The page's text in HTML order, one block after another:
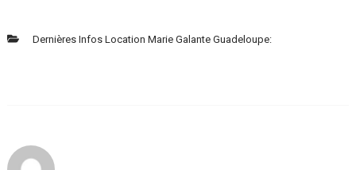
Dernières Infos Location Marie Galante Guadeloupe: